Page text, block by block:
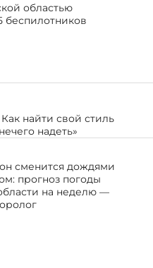
областью
беспилотников
найти свой стиль
надеть»
сменится дождями
прогноз погоды
на неделю —